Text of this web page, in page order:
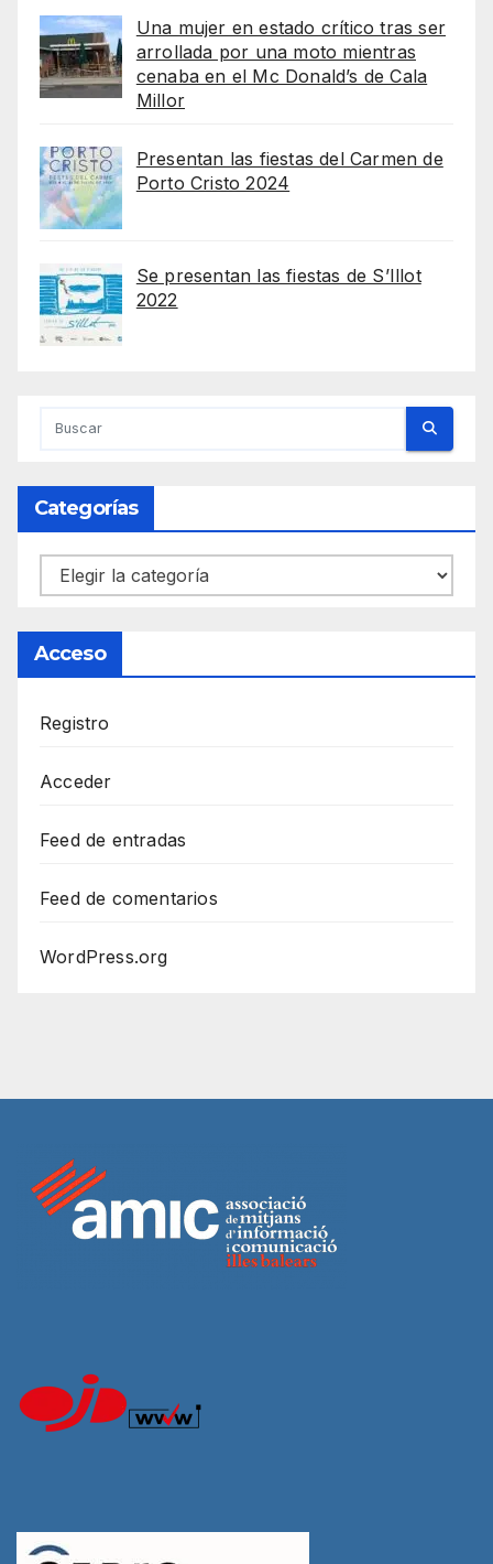
Una mujer en estado crítico tras ser
arrollada por una moto mientras
cenaba en el Mc Donald’s de Cala
Millor
Presentan las fiestas del Carmen de
Porto Cristo 2024
Se presentan las fiestas de S’Illot
2022
Categorías
Categorías
Acceso
Registro
Acceder
Feed de entradas
Feed de comentarios
WordPress.org